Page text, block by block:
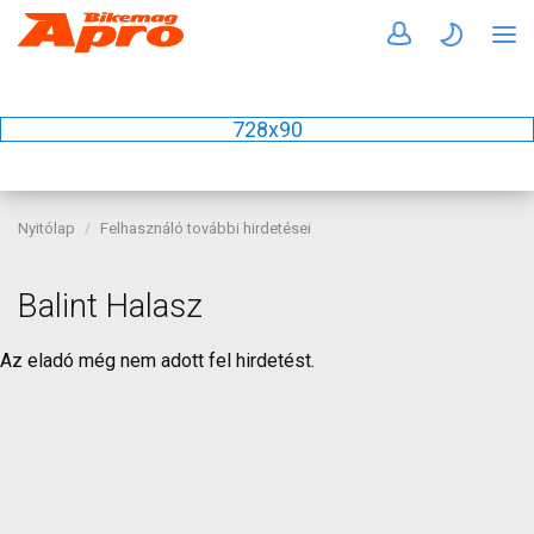
728x90
Nyitólap Felhasználó további hirdetései
Balint Halasz
Az eladó még nem adott fel hirdetést.